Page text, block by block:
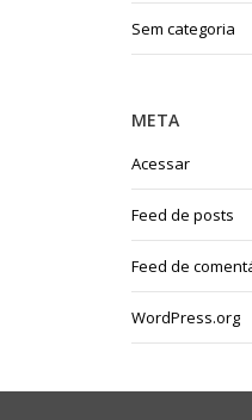
Sem categoria
META
Acessar
Feed de posts
Feed de
WordPress.org